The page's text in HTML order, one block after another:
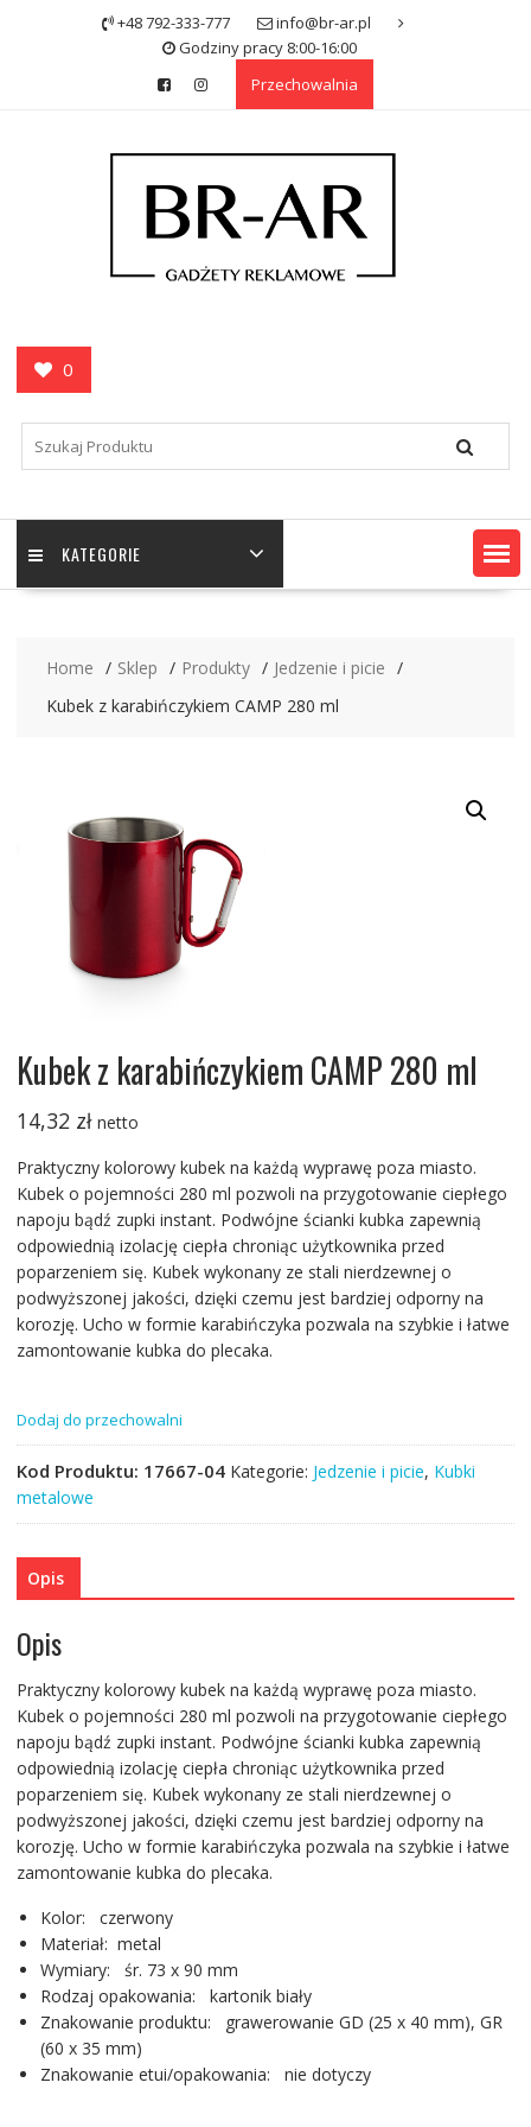
+48 792-333-777
info@br-ar.pl
Godziny pracy 8:00-16:00
Przechowalnia
0
KATEGORIE
Home Sklep Produkty
Jedzenie i picie
Kubek z karabińczykiem CAMP 280 ml
Kubek z karabińczykiem CAMP 280 ml
14,32 zł netto
Praktyczny kolorowy kubek na każdą wyprawę poza miasto.
Kubek o pojemności 280 ml pozwoli na przygotowanie ciepłego
napoju bądź zupki instant. Podwójne ścianki kubka zapewnią
odpowiednią izolację ciepła chroniąc użytkownika przed
poparzeniem się. Kubek wykonany ze stali nierdzewnej o
podwyższonej jakości, dzięki czemu jest bardziej odporny na
korozję. Ucho w formie karabińczyka pozwala na szybkie i łatwe
zamontowanie kubka do plecaka.
Dodaj do przechowalni
Kod Produktu: 17667-04 Kategorie: Jedzenie i picie, Kubki
metalowe
Opis
Opis
Praktyczny kolorowy kubek na każdą wyprawę poza miasto.
Kubek o pojemności 280 ml pozwoli na przygotowanie ciepłego
napoju bądź zupki instant. Podwójne ścianki kubka zapewnią
odpowiednią izolację ciepła chroniąc użytkownika przed
poparzeniem się. Kubek wykonany ze stali nierdzewnej o
podwyższonej jakości, dzięki czemu jest bardziej odporny na
korozję. Ucho w formie karabińczyka pozwala na szybkie i łatwe
zamontowanie kubka do plecaka.
Kolor: czerwony
Materiał: metal
Wymiary: śr. 73 x 90 mm
Rodzaj opakowania: kartonik biały
Znakowanie produktu: grawerowanie GD (25 x 40 mm), GR
(60 x 35 mm)
Znakowanie etui/opakowania: nie dotyczy